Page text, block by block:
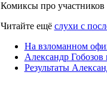
Комиксы про участников
Читайте ещё слухи с
На взломанном
Александр Гобозов
Результаты